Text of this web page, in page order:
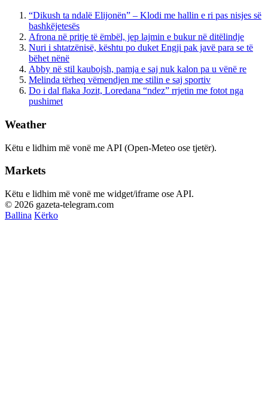
“Dikush ta ndalë Elijonën” – Klodi me hallin e ri pas nisjes së
bashkëjetesës
Afrona në pritje të ëmbël, jep lajmin e bukur në ditëlindje
Nuri i shtatzënisë, kështu po duket Engji pak javë para se të
bëhet nënë
Abby në stil kaubojsh, pamja e saj nuk kalon pa u vënë re
Melinda tërheq vëmendjen me stilin e saj sportiv
Do i dal flaka Jozit, Loredana “ndez” rrjetin me fotot nga
pushimet
Weather
Këtu e lidhim më vonë me API (Open-Meteo ose tjetër).
Markets
Këtu e lidhim më vonë me widget/iframe ose API.
© 2026 gazeta-telegram.com
Ballina Kërko